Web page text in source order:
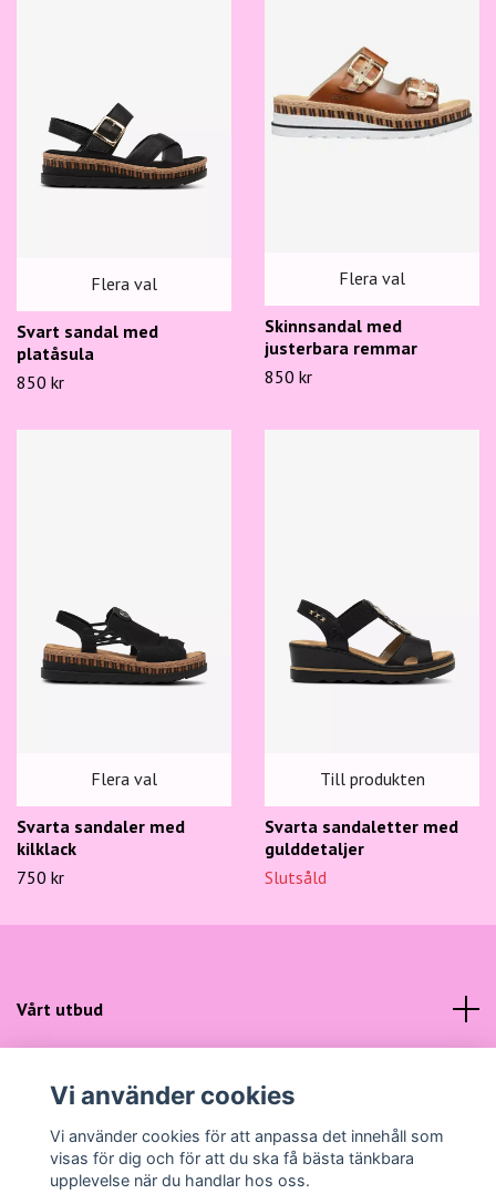
Flera val
Svart sandal med
platåsula
850 kr
Flera val
Skinnsandal med
justerbara remmar
850 kr
Flera val
Svarta sandaler med
kilklack
750 kr
Till produkten
Svarta sandaletter med
gulddetaljer
Slutsåld
Vårt utbud
Sociala medier
Vi använder cookies
Vi använder cookies för att anpassa det innehåll som
visas för dig och för att du ska få bästa tänkbara
upplevelse när du handlar hos oss.